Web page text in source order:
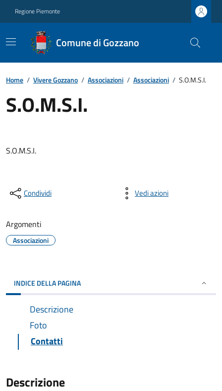
Regione Piemonte
Comune di Gozzano
Home / Vivere Gozzano / Associazioni / Associazioni / S.O.M.S.I.
S.O.M.S.I.
S.O.M.S.I.
Condividi Vedi azioni
Argomenti
Associazioni
INDICE DELLA PAGINA
Descrizione
Foto
Contatti
Descrizione